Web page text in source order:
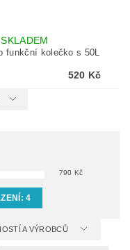
SKLADEM
funkční kolečko s 50L
520 Kč
790 Kč
4
A VÝROBCŮ